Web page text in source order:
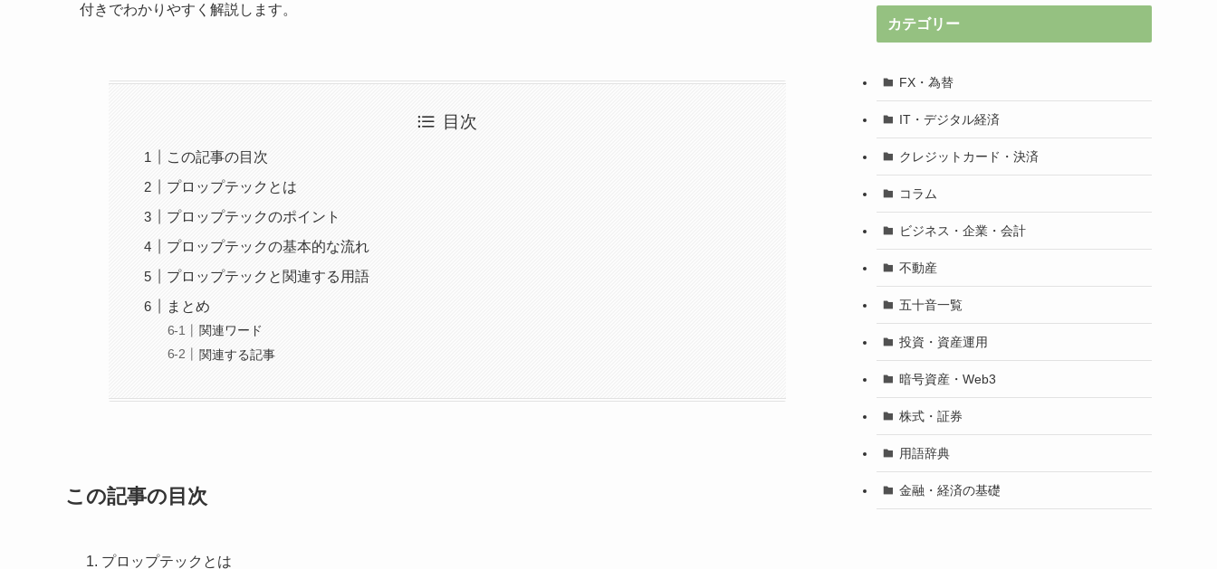
付きでわかりやすく解説します。
目次
この記事の目次
プロップテックとは
プロップテックのポイント
プロップテックの基本的な流れ
プロップテックと関連する用語
まとめ
関連ワード
関連する記事
この記事の目次
プロップテックとは
カテゴリー
FX・為替
IT・デジタル経済
クレジットカード・決済
コラム
ビジネス・企業・会計
不動産
五十音一覧
投資・資産運用
暗号資産・Web3
株式・証券
用語辞典
金融・経済の基礎